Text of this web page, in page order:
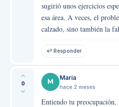
sugirió unos ejercicios
esa área. A veces, el
calzado, sino también la
↩ Responder
0 M María
hace 2 meses
Entiendo tu